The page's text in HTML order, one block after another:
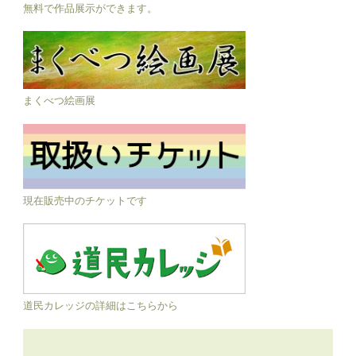
無料で作品展示ができます。
まくべつ絵画展
現在販売中のチケットです
道民カレッジの詳細はこちらから